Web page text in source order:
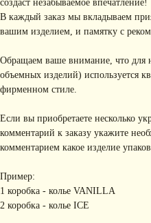
создаст незабываемое впечатление!
В каждый заказ мы вкладываем
вашим изделием, и памятку с
Обращаем ваше внимание, что для
объемных изделий) используется
фирменном стиле.
Если вы приобретаете несколько
комментарий к заказу укажите
комментарием какое изделие
Пример:
1 коробка - колье VANILLA
2 коробка - колье ICE